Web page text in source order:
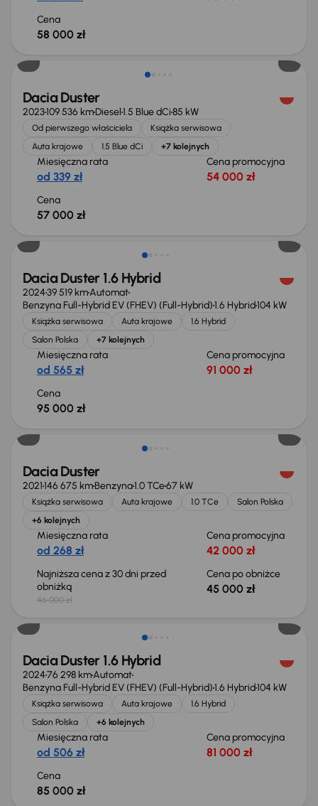
Cena
58 000 zł
Możliwość odliczenia VAT
Dacia Duster
2023109 536 kmDiesel1.5 Blue dCi85 kW
Od pierwszego właściciela
Książka serwisowa
Auta krajowe
1.5 Blue dCi +7 kolejnych
Miesięczna rata
od 339 zł
Cena promocyjna
54 000 zł
Cena
57 000 zł
Od nowego taniej o 63 999 zł
Dacia Duster 1.6 Hybrid
202439 519 kmAutomat
Benzyna Full-Hybrid EV (FHEV) (Full-Hybrid)1.6 Hybrid104 kW
Książka serwisowa Auta krajowe
1.6 Hybrid
Salon Polska
+7 kolejnych
Miesięczna rata
od 565 zł
Cena promocyjna
91 000 zł
Cena
95 000 zł
Taniej o 1 000 zł
Dacia Duster
2021146 675 kmBenzyna1.0 TCe67 kW
Książka serwisowa Auta krajowe 1.0 TCe
Salon Polska
+6 kolejnych
Miesięczna rata
od 268 zł
Cena promocyjna
42 000 zł
Najniższa cena z 30 dni przed
obniżką
46 000 zł
Cena po obniżce
45 000 zł
Dacia Duster 1.6 Hybrid
202476 298 kmAutomat
Benzyna Full-Hybrid EV (FHEV) (Full-Hybrid)1.6 Hybrid104 kW
Książka serwisowa Auta krajowe
1.6 Hybrid
Salon Polska
+6 kolejnych
Miesięczna rata
od 506 zł
Cena promocyjna
81 000 zł
Cena
85 000 zł
Możliwość odliczenia VAT